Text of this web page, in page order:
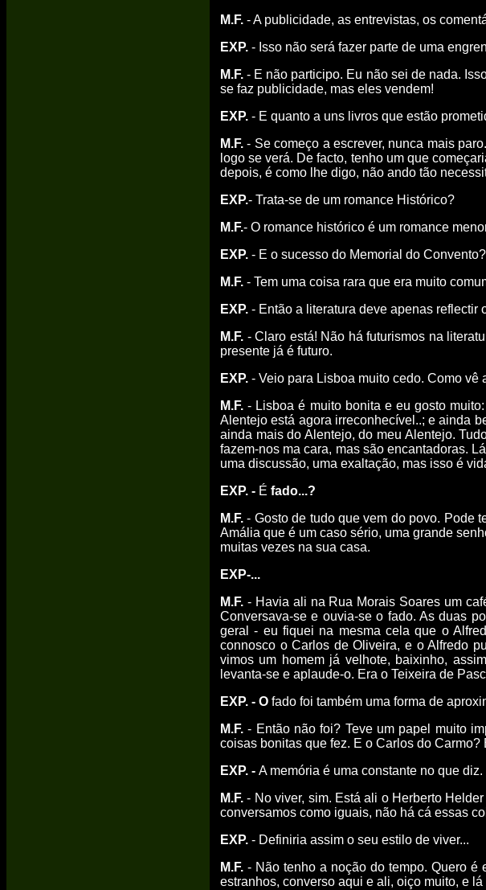
M.F. - A publicidade, as entrevistas, os
EXP. - Isso não será fazer parte de uma
M.F. - E não participo. Eu não sei de nada.
se faz publicidade, mas eles vendem!
EXP. - E quanto a uns livros que estão
M.F. - Se começo a escrever, nunca mais
logo se verá. De facto, tenho um que
depois, é como lhe digo, não ando tão
EXP.- Trata-se de um romance Histórico?
M.F.- O romance histórico é um romance
EXP. - E o sucesso do Memorial do Convento?
M.F. - Tem uma coisa rara que era muito
EXP. - Então a literatura deve apenas reflectir
M.F. - Claro está! Não há futurismos na
presente já é futuro.
EXP. - Veio para Lisboa muito cedo. Como vê
M.F. - Lisboa é muito bonita e eu gosto
Alentejo está agora irreconhecível..; e ainda
ainda mais do Alentejo, do meu Alentejo.
fazem-nos ma cara, mas são encantadoras.
uma discussão, uma exaltação, mas isso é
EXP. - É fado...?
M.F.- Gosto de tudo que vem do povo. Pode
Amália que é um caso sério, uma grande
muitas vezes na sua casa.
EXP-...
M.F. - Havia ali na Rua Morais Soares um
Conversava-se e ouvia-se o fado. As duas
geral - eu fiquei na mesma cela que o
connosco o Carlos de Oliveira, e o Alfredo
vimos um homem já velhote, baixinho,
levanta-se e aplaude-o. Era o Teixeira de
EXP. - O fado foi também uma forma de
M.F. - Então não foi? Teve um papel muito
coisas bonitas que fez. E o Carlos do
EXP. - A memória é uma constante no que diz.
M.F. - No viver, sim. Está ali o Herberto
conversamos como iguais, não há cá essas
EXP. - Definiria assim o seu estilo de viver...
M.F. - Não tenho a noção do tempo. Quero é
estranhos, converso aqui e ali, oiço muito, e